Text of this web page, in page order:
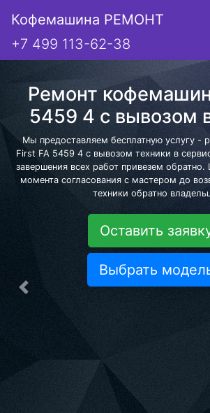
Кофемашина РЕМОНТ
+7 499 113-62-38
Ремонт
5459 4 с вывозом
Мы предоставляем бесплатную услугу -
First FA 5459 4 с вывозом техники в
завершения всех работ привезем обратно.
момента согласования с мастером до
техники обратно
Оставить
Выбрать
Предыдущая